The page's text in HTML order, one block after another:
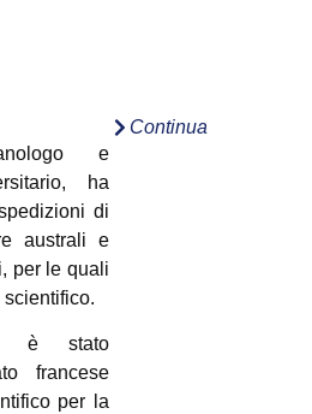
e
ha
di
australi e
per le quali
è stato
francese
per la
Continua